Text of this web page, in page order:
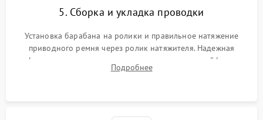
5. Сборка и укладка проводки
Установка барабана на ролики и правильное натяжение
приводного ремня через ролик натяжителя. Надежная
фиксация всех узлов, подключение клемм и шлейфов к
модулю управления. Монтаж корпусных панелей, люка и
Подробнее